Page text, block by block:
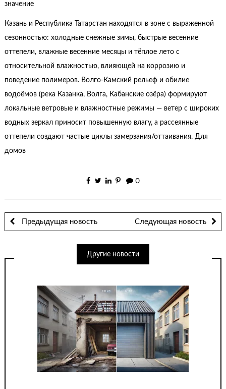
значение
Казань и Республика Татарстан находятся в зоне с выраженной
сезонностью: холодные снежные зимы, быстрые весенние
оттепели, влажные весенние месяцы и тёплое лето с
относительной влажностью, влияющей на коррозию и
поведение полимеров. Волго-Камский рельеф и обилие
водоёмов (река Казанка, Волга, Кабанские озёра) формируют
локальные ветровые и влажностные режимы — ветер с широких
водных зеркал приносит повышенную влагу, а рассеянные
оттепели создают частые циклы замерзания/оттаивания. Для
домов
0
Предыдущая новость Следующая новость
Другие новости